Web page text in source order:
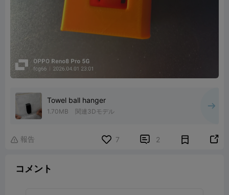
Towel ball hanger
1.70MB 関連3Dモデル
 報告 7  2 
コメント